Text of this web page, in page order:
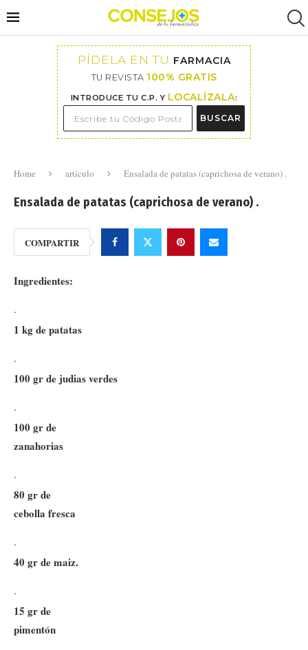
PÍDELA EN TU FARMACIA
TU REVISTA 100% GRATIS
INTRODUCE TU C.P. Y LOCALÍZALA:
BUSCAR
Home artículo Ensalada de patatas (caprichosa de verano) .
Ensalada de patatas (caprichosa de verano) .
COMPARTIR
Ingredientes:
·
1 kg de patatas
·
100 gr de judias verdes
·
100 gr de
zanahorias
·
80 gr de
cebolla fresca
·
40 gr de maiz.
·
15 gr de
pimentón